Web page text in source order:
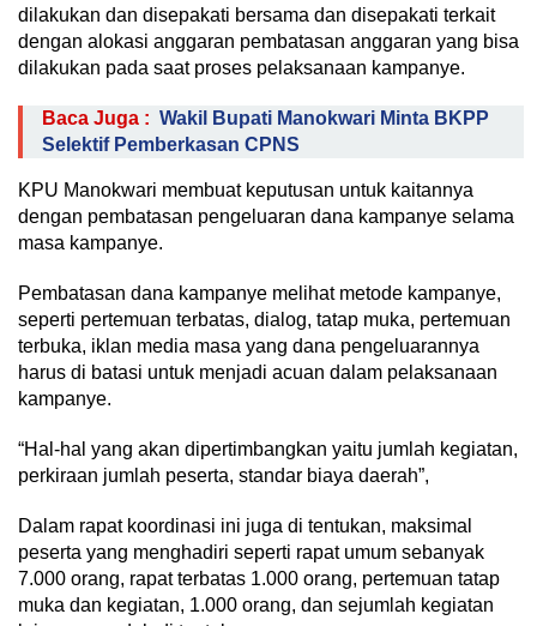
dilakukan dan disepakati bersama dan disepakati terkait
dengan alokasi anggaran pembatasan anggaran yang bisa
dilakukan pada saat proses pelaksanaan kampanye.
Baca Juga : Wakil Bupati Manokwari Minta BKPP
Selektif Pemberkasan CPNS
KPU Manokwari membuat keputusan untuk kaitannya
dengan pembatasan pengeluaran dana kampanye selama
masa kampanye.
Pembatasan dana kampanye melihat metode kampanye,
seperti pertemuan terbatas, dialog, tatap muka, pertemuan
terbuka, iklan media masa yang dana pengeluarannya
harus di batasi untuk menjadi acuan dalam pelaksanaan
kampanye.
“Hal-hal yang akan dipertimbangkan yaitu jumlah kegiatan,
perkiraan jumlah peserta, standar biaya daerah”,
Dalam rapat koordinasi ini juga di tentukan, maksimal
peserta yang menghadiri seperti rapat umum sebanyak
7.000 orang, rapat terbatas 1.000 orang, pertemuan tatap
muka dan kegiatan, 1.000 orang, dan sejumlah kegiatan